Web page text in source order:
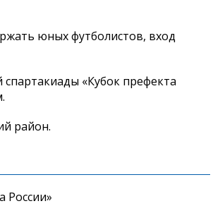
юных футболистов, вход
«Кубок префекта
район.
России»